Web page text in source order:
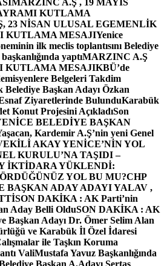
MARZİNC A.Ş , 19 MAYIS
KUTLAMA
23 NİSAN ULUSAL EGEMENLİK
KUTLAMA MESAJIYenice
ilk meclis toplantısını Belediye
yaptıMARZINC A.Ş
KUTLAMA MESAJIKBÜ’de
Belgeleri Takdim
Başkan Adayı Özkan
Ziyaretlerinde BulunduKarabük
Konut Projesini AçıkladıSon
BELEDİYE BAŞKAN
Kardemir A.Ş’nin yeni Genel
AKAY YENİCE’NİN YOL
KURULU’NA TAŞIDI –
İKTİDARA YÜKLENDİ:
YOL BU MU?CHP
BAŞKAN ADAY ADAYI YALAV ,
SON DAKİKA : AK Parti’nin
Aday Belli OlduSON DAKİKA : AK
Başkan Adayı Dr. Ömer Selim Alan
ve Karabük İl Özel İdaresi
ile Taşkın Koruma
ValiMustafa Yavuz Başkanlığında
Başkan A.Adayı Sertaş